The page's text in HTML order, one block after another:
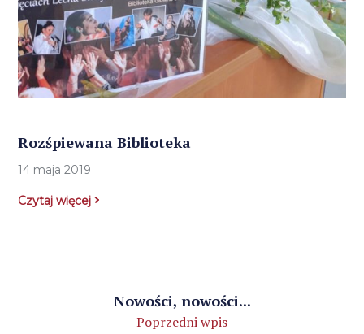
Rozśpiewana Biblioteka
14 maja 2019
Czytaj więcej
Nowości, nowości...
Poprzedni wpis